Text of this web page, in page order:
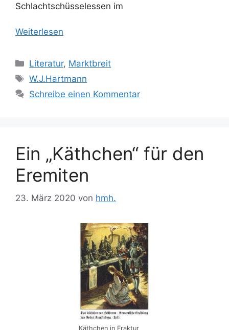
Schlachtschüsselessen im
Weiterlesen
Kategorien
Literatur, Marktbreit
Schlagwörter
W.J.Hartmann
Schreibe einen Kommentar
Ein „Käthchen“ für den
Eremiten
23. März 2020 von hmh.
Käthchen in Fraktur